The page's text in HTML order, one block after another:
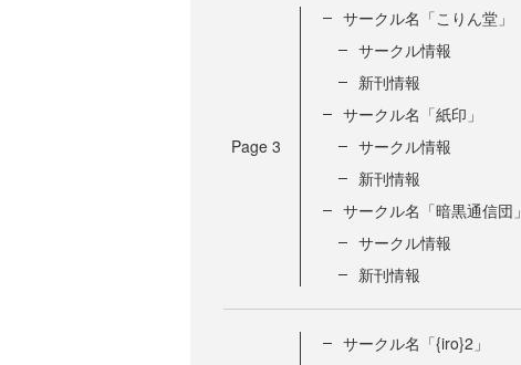
Page 3
サークル名「こりん堂」
サークル情報
新刊情報
サークル名「紙印」
サークル情報
新刊情報
サークル名「暗黒通信団」
サークル情報
新刊情報
サークル名「{iro}2」